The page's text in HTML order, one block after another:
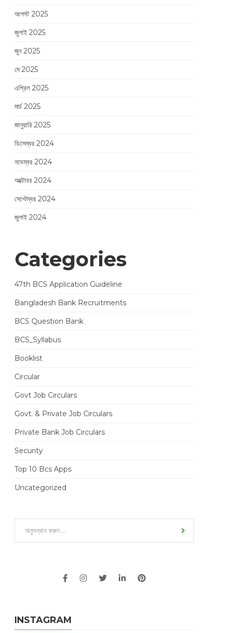
আগস্ট 2025
জুলাই 2025
জুন 2025
মে 2025
এপ্রিল 2025
মার্চ 2025
জানুয়ারি 2025
ডিসেম্বর 2024
নভেম্বর 2024
অক্টোবর 2024
সেপ্টেম্বর 2024
জুলাই 2024
Categories
47th BCS Application Guideline
Bangladesh Bank Recruitments
BCS Question Bank
BCS_Syllabus
Booklist
Circular
Govt Job Circulars
Govt. & Private Job Circulars
Private Bank Job Circulars
Security
Top 10 Bcs Apps
Uncategorized
INSTAGRAM